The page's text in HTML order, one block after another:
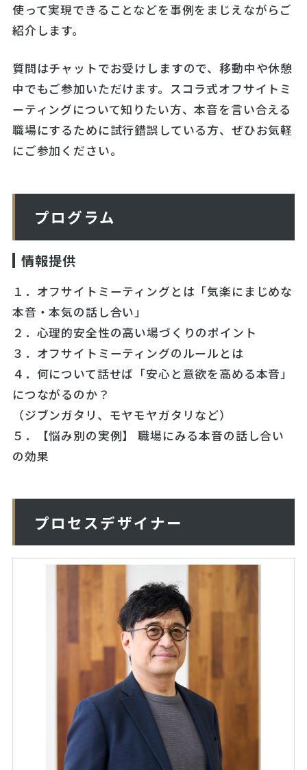
使って実現できることなどを事例をまじえながらご
紹介します。
質問はチャットでお受けしますので、移動中や休憩
中でもご参加いただけます。スコラ式オフサイトミ
ーティングについて知りたい方、本音を言い合える
職場にするために試行錯誤している方、ぜひお気軽
にご参加ください。
プログラム
情報提供
１．オフサイトミーティングとは「気楽にまじめな
本音・本気の話し合い」
２．心理的安全性の高い場づくりのポイント
３．オフサイトミーティングのルールとは
４．何について話せば「安心と意欲を高める本音」
につながるのか？
（ジブンガタリ、モヤモヤガタリなど）
５．【悩み別の実例】 職場にみる本音の話し合い
の効果
プロセスデザイナー